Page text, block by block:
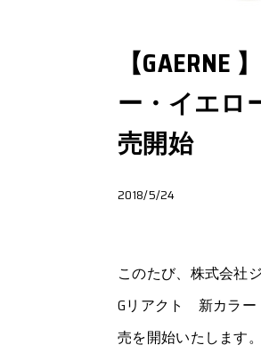
【
ー・イエロ
売開始
2018/5/24
このたび、株式会社
Gリアクト 新カラー
売を開始いたします。